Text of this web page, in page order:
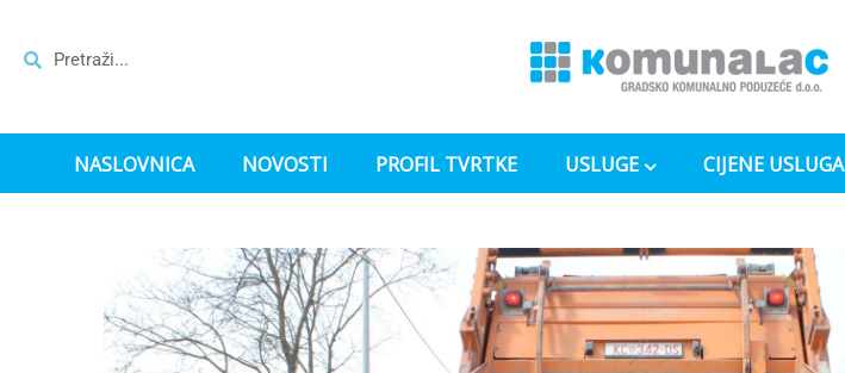
NASLOVNICA NOVOSTI PROFIL TVRTKE USLUGE CIJENE USLUGA